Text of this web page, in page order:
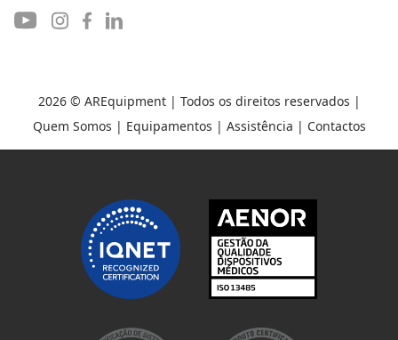
2026 © AREquipment| Todos os direitos reservados |
Quem Somos | Equipamentos | Assistência | Contactos